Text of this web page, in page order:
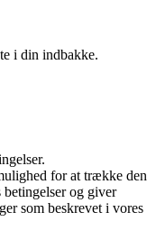
i din indbakke.
for at trække den
og giver
som beskrevet i vores